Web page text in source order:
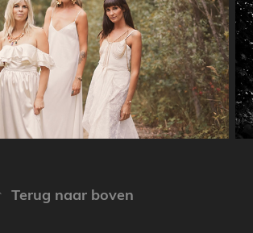
Marjorie en Ruth
Terug naar boven